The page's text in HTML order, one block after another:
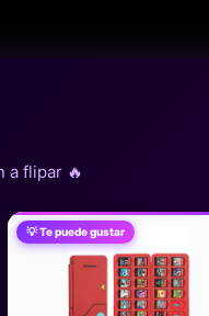
a flipar 🔥
💡 Te puede gustar